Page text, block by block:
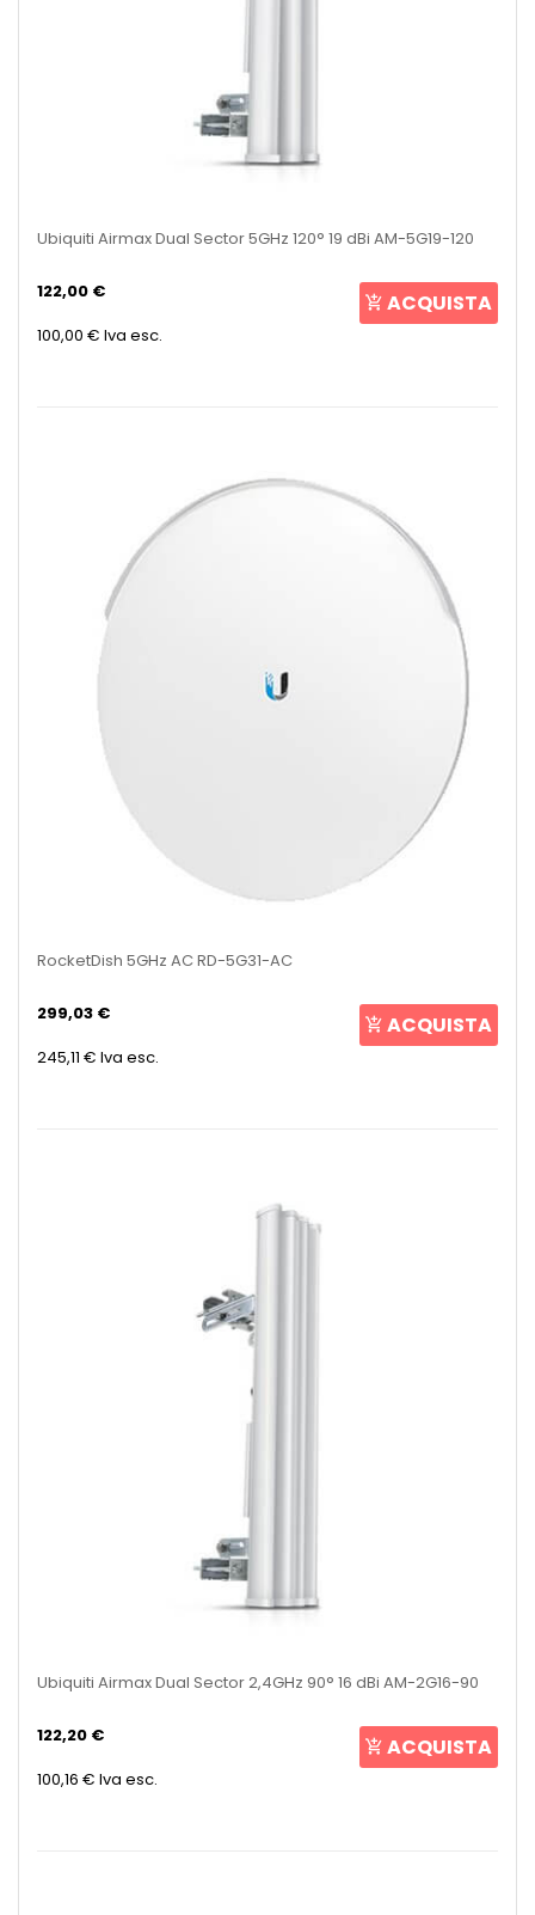
Ubiquiti Airmax Dual Sector 5GHz 120° 19 dBi AM-5G19-120
122,00 €
100,00 € Iva esc.
ACQUISTA
RocketDish 5GHz AC RD-5G31-AC
299,03 €
245,11 € Iva esc.
ACQUISTA
Ubiquiti Airmax Dual Sector 2,4GHz 90° 16 dBi AM-2G16-90
122,20 €
100,16 € Iva esc.
ACQUISTA